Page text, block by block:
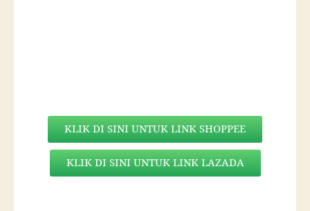
KLIK DI SINI UNTUK LINK SHOPPEE
KLIK DI SINI UNTUK LINK LAZADA